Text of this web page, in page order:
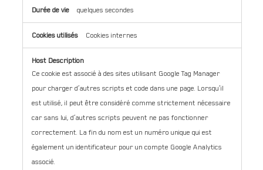
quelques secondes
Cookies internes
Ce cookie est associé à des sites utilisant Google Tag Manager
pour charger d’autres scripts et code dans une page. Lorsqu’il
est utilisé, il peut être considéré comme strictement nécessaire
car sans lui, d’autres scripts peuvent ne pas fonctionner
correctement. La fin du nom est un numéro unique qui est
également un identificateur pour un compte Google Analytics
associé.